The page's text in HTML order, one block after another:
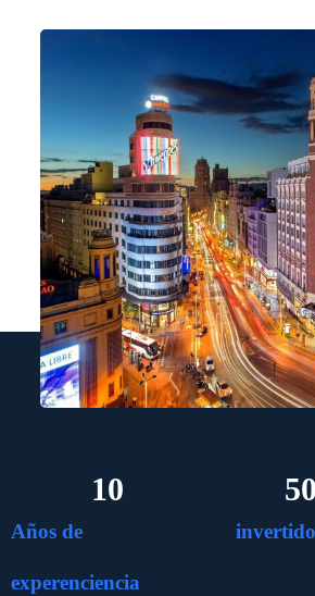
Años de
experenciencia
10